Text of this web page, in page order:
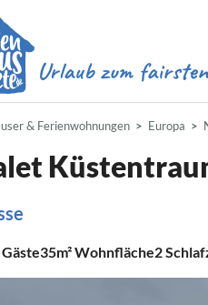
& Ferienwohnungen Europa
Gäste35m²Wohnfläche2